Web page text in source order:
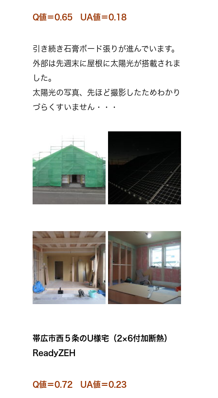
Q値＝0.65 UA値＝0.18
引き続き石膏ボード張りが進んでいます。
外部は先週末に屋根に太陽光が搭載されま
した。
太陽光の写真、先ほど撮影したためわかり
づらくすいません・・・
帯広市西５条のU様宅（2×6付加断熱）
ReadyZEH
Q値＝0.72 UA値＝0.23